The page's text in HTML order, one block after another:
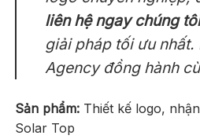
liên hệ ngay chúng
giải pháp tối ưu nhất.
Agencyđồng hành
Sản phẩm: Thiết kế logo,
Solar Top